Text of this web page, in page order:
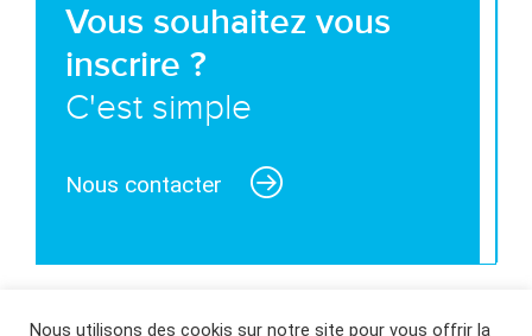
Vous souhaitez vous
inscrire ?
C'est simple
Nous contacter
MENTIONS LÉGALES ET CONDITIONS GÉNÉRALES
Nous utilisons des cookis sur notre site pour vous offrir la